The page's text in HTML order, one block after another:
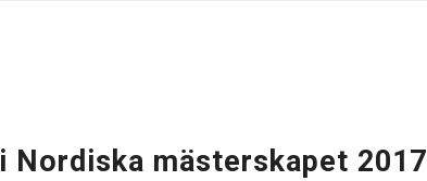
Nordiska mästerskapet 2017